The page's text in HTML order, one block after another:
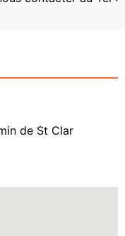
de St Clar